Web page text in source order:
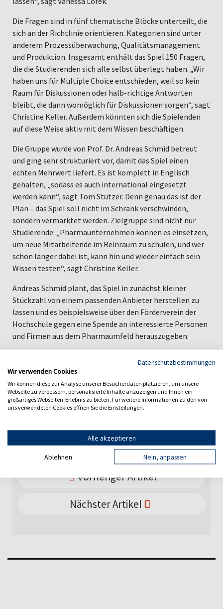
Die Fragen sind in fünf thematische Blöcke unterteilt, die
sich an der Richtlinie orientieren. Kategorien sind unter
anderem Prozessüberwachung, Qualitätsmanagement
und Produktion. Insgesamt enthält das Spiel 150 Fragen,
die die Studierenden sich alle selbst überlegt haben. „Wir
haben uns für Multiple Choice entschieden, weil so kein
Raum für Diskussionen oder halb-richtige Antworten
bleibt, die dann womöglich für Diskussionen sorgen“, sagt
Christine Keller. Außerdem könnten sich die Spielenden
auf diese Weise aktiv mit dem Wissen beschäftigen.
Die Gruppe wurde von Prof. Dr. Andreas Schmid betreut
und ging sehr strukturiert vor, damit das Spiel einen
echten Mehrwert liefert. Es ist komplett in Englisch
gehalten, „sodass es auch international eingesetzt
werden kann“, sagt Tom Stützer. Denn genau das ist der
Plan – das Spiel soll nicht im Schrank verschwinden,
sondern vermarktet werden. Zielgruppe sind nicht nur
Studierende: „Pharmaunternehmen können es einsetzen,
um neue Mitarbeitende im Reinraum zu schulen, und wer
schon länger dabei ist, kann hin und wieder einfach sein
Wissen testen“, sagt Christine Keller.
Andreas Schmid plant, das Spiel in zunächst kleiner
Stückzahl von einem passenden Anbieter herstellen zu
lassen und es beispielsweise über den Förderverein der
Hochschule gegen eine Spende an interessierte Personen
und Firmen aus dem Pharmaumfeld herauszugeben.
geeigneten Unternehmen herzustellen, sagt Andreas
Schmid. Wer daran Interesse hat, kann sich
mit ihm in Verbindung setzen.
Fotos: Corinna Korinth
Vorheriger Artikel
Nächster Artikel
Datenschutzbestimmungen
Wir verwenden Cookies
Wir können diese zur Analyse unserer Besucherdaten platzieren, um unsere
Webseite zu verbessern, personalisierte Inhalte anzuzeigen und Ihnen ein
großartiges Webseiten-Erlebnis zu bieten. Für weitere Informationen zu den von
uns verwendeten Cookies öffnen Sie die Einstellungen.
Alle akzeptieren
Ablehnen Nein, anpassen